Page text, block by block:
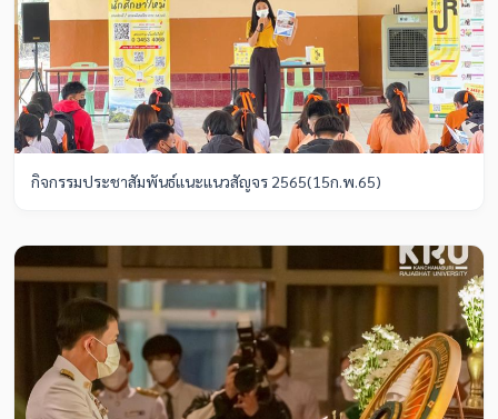
กิจกรรมประชาสัมพันธ์แนะแนวสัญจร 2565(15ก.พ.65)